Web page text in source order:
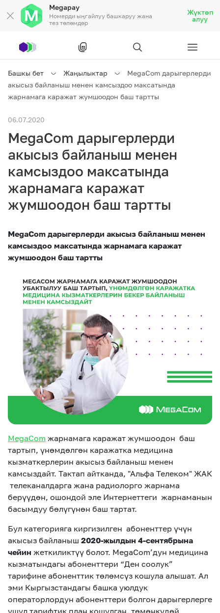
Megapay
Номерди ыңгайлуу башкаруу жана
тез төлөмдөр
Жүктөп
алуу
Жеке кардарларга
Ишкердик үчүн
Байланыш
Тарифтер Акциялар Роуминг
Кызматтар
Кызматтар Көңүл ачуучу
Чалуулар жана
Номерди тандоо SIM жеткирүү
Компания
Биз жөнүндө Жаңылыктар MEGAда иште
Өнөктөштөргө
Офис картасы
жана каптоо
Кызмат көрсөтүүлөр
MegaTV MegaPay
Башкы бет Жаңылыктар
MegaCom дарыгерлерди
акысыз байланыш менен камсыздоо максатында
жарнамага каражат жумшоодон баш тартты
06.07.2020
MegaCom дарыгерлерди
акысыз байланыш менен
камсыздоо максатында
жарнамага каражат
жумшоодон баш тартты
MegaCom дарыгерлерди акысыз байланыш менен
камсыздоо максатында жарнамага каражат
жумшоодон баш тартты
МegaCom жарнамага каражат жумшоодон баш
тартып, үнөмдөлгөн каражатка медицина
кызматкерлерин акысыз байланыш менен
камсыздайт. Тактап айтканда, "Альфа Телеком" ЖАК
телеканалдарга жана радиолорго жарнама
берүүдөн, ошондой эле Интернеттеги жарнаманын
басымдуу бөлүгүнөн баш тартат.
Бул категорияга киргизилген абоненттер үчүн
акысыз байланыш 2020-жылдын 4-сентябрына
чейин жеткиликтүү болот. MegaCom’дун медицина
кызматындагы абоненттери “Ден соолук”
тарифине абоненттик төлөмсүз кошула алышат. Ал
эми Кыргызстандагы башка уюлдук
операторлордун абоненттери болгон дарыгерлерге
ушул тарифтик план кошулган, төмөнкүдөй